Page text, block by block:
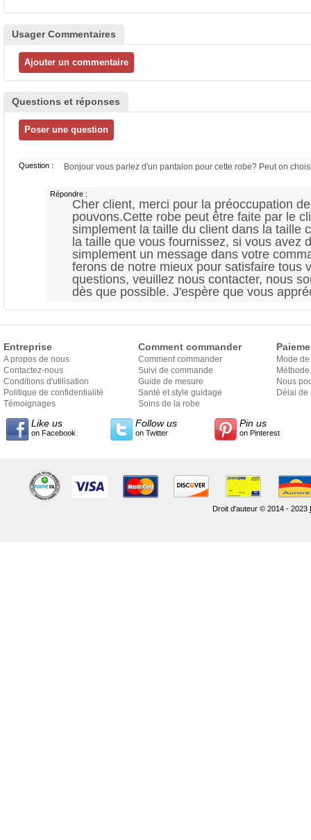
Usager Commentaires
Questions et réponses
Question : Bonjour vous parlez d'un pantalon pour cette robe? Peut on
Répondre :
Cher client, merci pour la préoccupation
pouvons.Cette robe peut être faite par le
simplement la taille du client dans la taille
la taille que vous fournissez, si vous avez
simplement un message dans votre
ferons de notre mieux pour satisfaire tous
questions, veuillez nous contacter, nous
dès que possible. J'espère que vous
Entreprise
A propos de nous
Contactez-nous
Conditions d'utilisation
Politique de confidentialité
Témoignages
Comment commander
Comment commander
Suivi de commande
Guide de mesure
Santé et style guidage
Soins de la robe
Mode
Nous
Délai de
Like us
on Facebook
Follow us
on Twitter
Pin us
on Pinterest
Droit d'auteur © 2014 - 2023